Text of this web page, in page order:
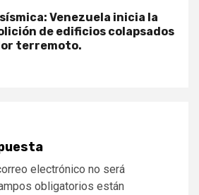
Venezuela inicia la
de edificios colapsados
terremoto.
electrónico no será
obligatorios están